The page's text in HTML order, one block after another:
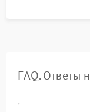
FAQ. Ответы